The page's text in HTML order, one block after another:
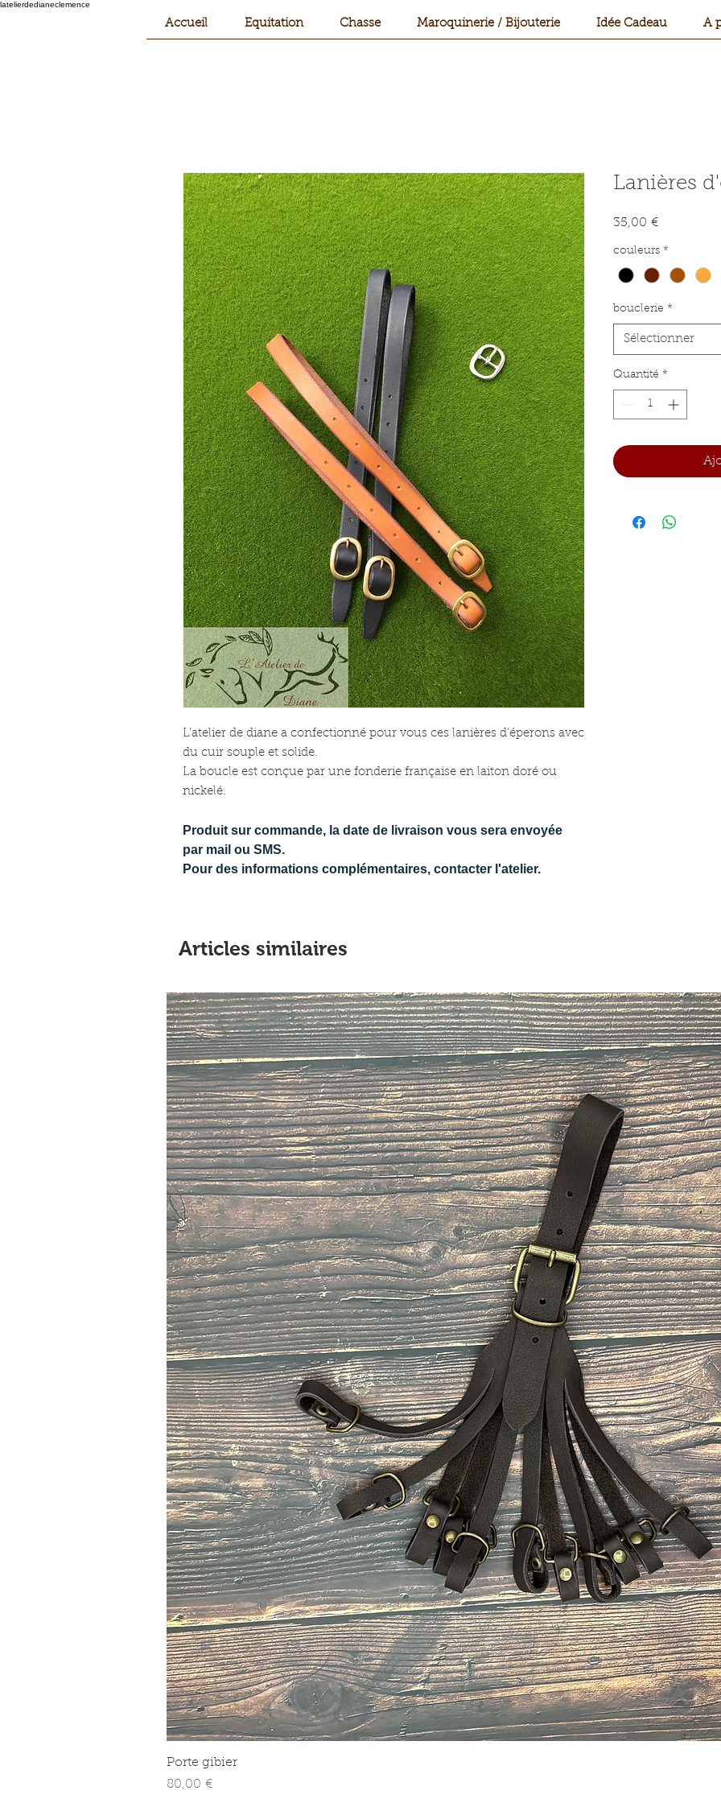
latelierdedianeclemence
Accueil Equitation Chasse Maroquinerie / Bijouterie Idée Cadeau A
L’atelier de diane a confectionné pour vous ces lanières d’éperons avec
du cuir souple et solide.
La boucle est conçue par une fonderie française en laiton doré ou
nickelé.
Produit sur commande, la date de livraison vous sera envoyée
par mail ou SMS.
Pour des informations complémentaires, contacter l'atelier.
Lanières
35,00 €Prix
couleurs *
bouclerie *
Sélectionner
Quantité *
Articles similaires
Porte gibier
Prix
80,00 €